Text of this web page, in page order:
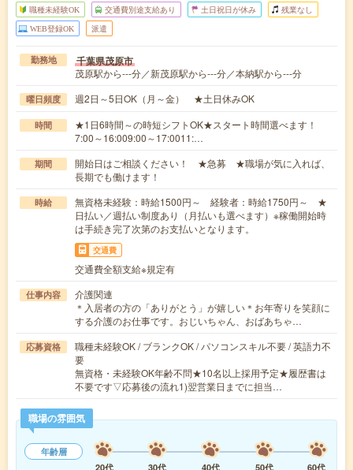
職種未経験OK 交通費別途支給あり 土日祝日が休み 残業なし
WEB登録OK 派遣
勤務地 千葉県茂原市
茂原駅から---分／新茂原駅から---分／本納駅から---分
曜日頻度 週2日～5日OK（月～金） ★土日休みOK
時間
★1日6時間～の時短シフトOK★スタート時間選べます！
7:00～16:009:00～17:0011:…
期間
開始日はご相談ください！ ★急募 ★職場が気に入れば、
長期でも働けます！
時給
無資格未経験：時給1500円～ 経験者：時給1750円～ ★
日払い／週払い制度あり（月払いも選べます）※稼働開始時
は手続き完了次第のお支払いとなります。
交通費
交通費全額支給※規定有
仕事内容
介護関連
＊入居者の方の「ありがとう」が嬉しい＊お年寄りを笑顔に
する介護のお仕事です。おじいちゃん、おばあちゃ…
応募資格
職種未経験OK / ブランクOK / パソコンスキル不要 / 英語力不
要
無資格・未経験OK年齢不問★10名以上採用予定★履歴書は
不要です▽応募後の流れ1)翌営業日までに担当…
職場の雰囲気
年齢層
20代
30代 40代 50代
60代